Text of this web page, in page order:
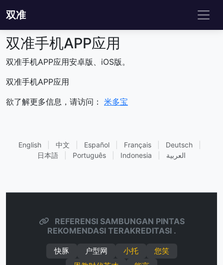
双准
双准手机APP应用
双准手机APP应用安卓版、iOS版。
双准手机APP应用
欲了解更多信息，请访问： 米多宝
English 中文 Español Français Deutsch
日本語
Português Indonesia العربية
REFERENSI SAMBUNGAN PINTAS
REKOMENDASI TERAKREDITASI .
快豚 户型网 小托
您笑